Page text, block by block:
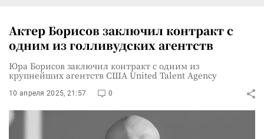
Актер Борисов заключил контракт с
одним из голливудских агентств
Юра Борисов заключил контракт с одним из
крупнейших агентств США United Talent Agency
10 апреля 2025, 21:57 0